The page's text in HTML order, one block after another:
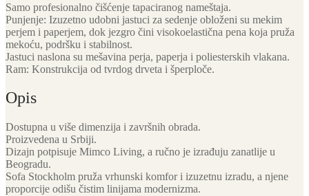
Samo profesionalno čišćenje tapaciranog nameštaja.
Punjenje: Izuzetno udobni jastuci za sedenje obloženi su mekim
perjem i paperjem, dok jezgro čini visokoelastična pena koja pruža
mekoću, podršku i stabilnost.
Jastuci naslona su mešavina perja, paperja i poliesterskih vlakana.
Ram: Konstrukcija od tvrdog drveta i šperploče.
Opis
Dostupna u više dimenzija i završnih obrada.
Proizvedena u Srbiji.
Dizajn potpisuje Mimco Living, a ručno je izrađuju zanatlije u
Beogradu.
Sofa Stockholm pruža vrhunski komfor i izuzetnu izradu, a njene
proporcije odišu čistim linijama modernizma.